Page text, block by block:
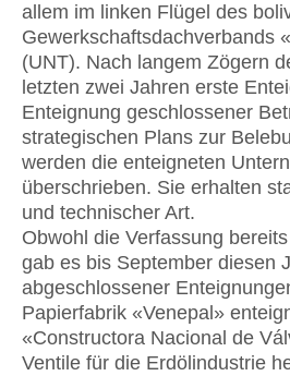
allem im linken Flügel des
Gewerkschaftsdachverbands
(UNT). Nach langem Zögern
letzten zwei Jahren erste
Enteignung geschlossener
strategischen Plans zur
werden die enteigneten
überschrieben. Sie erhalten
und technischer Art.
Obwohl die Verfassung
gab es bis September diesen
abgeschlossener
Papierfabrik «Venepal»
«Constructora Nacional de
Ventile für die Erdölindustrie